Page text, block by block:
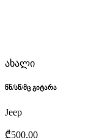
ახალი
წნ/სწ/მც გიტარა
Jeep
₾500.00